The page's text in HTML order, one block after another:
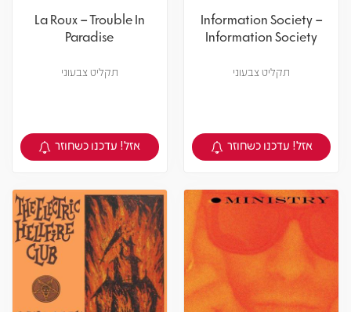
Information Society –
Information Society
תקליט צבעוני
צפיה במוצר
אזל! עדכנו כשחוזר
La Roux – Trouble In
Paradise
תקליט צבעוני
צפיה במוצר
אזל! עדכנו כשחוזר